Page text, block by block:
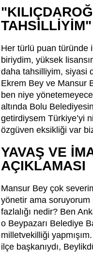
TAHSİLLİYİM"
Her türlü puan türünde
biriydim, yüksek
daha tahsilliyim, siyasi
Ekrem Bey ve Mansur
ben niye
altında Bolu
getirdiysem Türkiye’yi
özgüven eksikliği var
YAVAŞ VE
AÇIKLAMASI
Mansur Bey çok
yönetir ama soruyorum
fazlalığı nedir? Ben
o Beypazarı Belediye
milletvekilliği
ilçe başkanıydı,